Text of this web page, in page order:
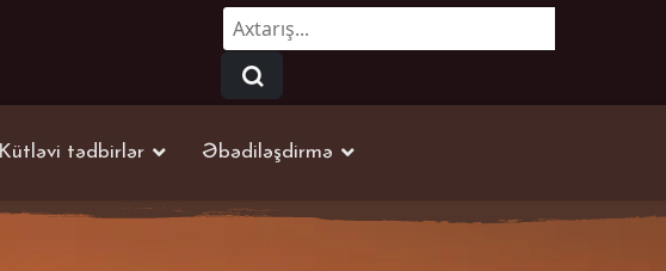
Axtarmaq...
Kütləvi tədbirlər Əbədiləşdirmə